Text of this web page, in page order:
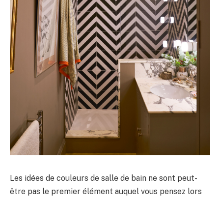
Les idées de couleurs de salle de bain ne sont peut-
être pas le premier élément auquel vous pensez lors